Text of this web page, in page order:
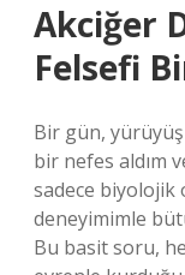
Akciğer
Felsefi
Bir gün,
bir nefes aldım
sadece biyolojik
deneyimimle
Bu basit soru,